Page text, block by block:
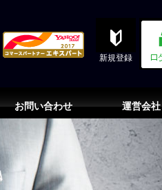
新規登録
お問い合わせ 運営会社